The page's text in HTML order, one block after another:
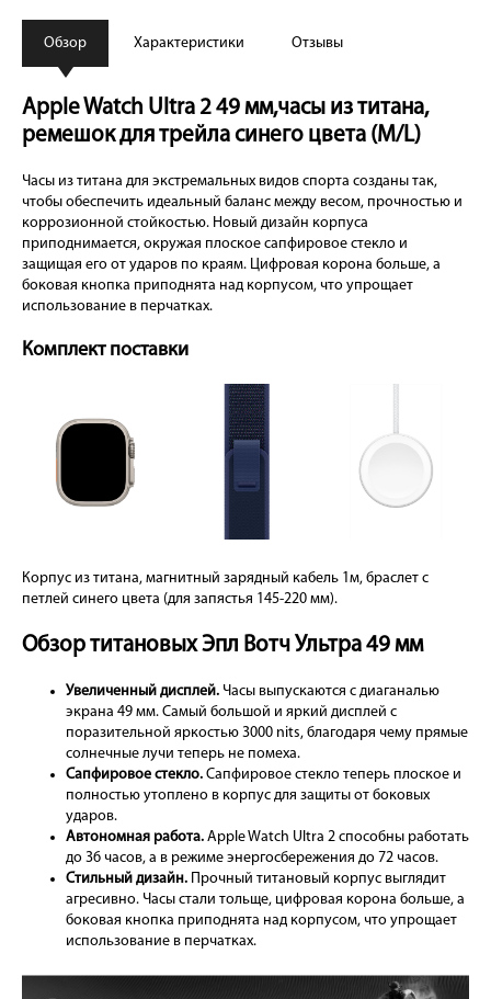
Обзор Характеристики Отзывы
Apple Watch Ultra 2 49 мм,часы из титана,
ремешок для трейла синего цвета (M/L)
Часы из титана для экстремальных видов спорта созданы так,
чтобы обеспечить идеальный баланс между весом, прочностью и
коррозионной стойкостью. Новый дизайн корпуса
приподнимается, окружая плоское сапфировое стекло и
защищая его от ударов по краям. Цифровая корона больше, а
боковая кнопка приподнята над корпусом, что упрощает
использование в перчатках.
Комплект поставки
Корпус из титана, магнитный зарядный кабель 1м, браслет с
петлей синего цвета (для запястья 145-220 мм).
Обзор титановых Эпл Вотч Ультра 49 мм
Увеличенный дисплей. Часы выпускаются с диаганалью
экрана 49 мм. Самый большой и яркий дисплей с
поразительной яркостью 3000 nits, благодаря чему прямые
солнечные лучи теперь не помеха.
Сапфировое стекло. Сапфировое стекло теперь плоское и
полностью утоплено в корпус для защиты от боковых
ударов.
Автономная работа. Apple Watch Ultra 2 способны работать
до 36 часов, а в режиме энергосбережения до 72 часов.
Стильный дизайн. Прочный титановый корпус выглядит
агресивно. Часы стали тольще, цифровая корона больше, а
боковая кнопка приподнята над корпусом, что упрощает
использование в перчатках.